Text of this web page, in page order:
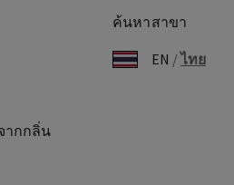
ากกลิ่น
ค้นหาสาขา
EN /ไทย